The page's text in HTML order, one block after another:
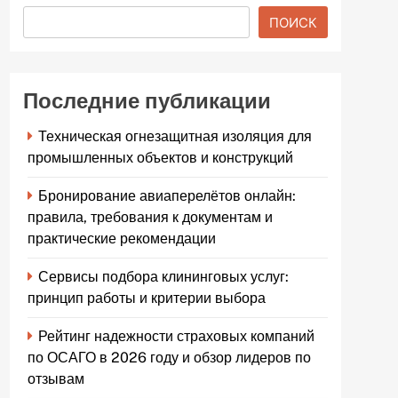
ПОИСК
Последние публикации
Техническая огнезащитная изоляция для
промышленных объектов и конструкций
Бронирование авиаперелётов онлайн:
правила, требования к документам и
практические рекомендации
Сервисы подбора клининговых услуг:
принцип работы и критерии выбора
Рейтинг надежности страховых компаний
по ОСАГО в 2026 году и обзор лидеров по
отзывам